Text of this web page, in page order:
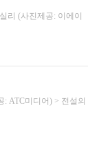
리 (사진제공: 이에이
ATC미디어) > 전설의